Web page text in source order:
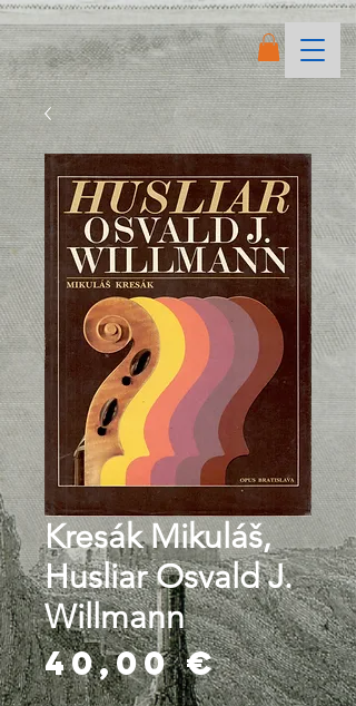
Kresák Mikuláš,
Husliar Osvald J.
Willmann
40,00 €Price